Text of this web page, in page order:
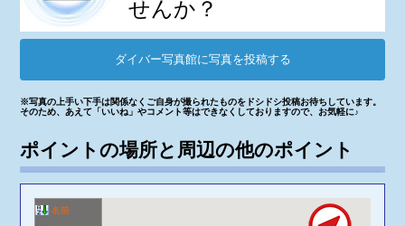
せんか？
ダイバー写真館に写真を投稿する
※写真の上手い下手は関係なくご自身が撮られたものをドシドシ投稿お待ちしています。
そのため、あえて「いいね」やコメント等はできなくしておりますので、お気軽に♪
ポイントの場所と周辺の他のポイント
名前